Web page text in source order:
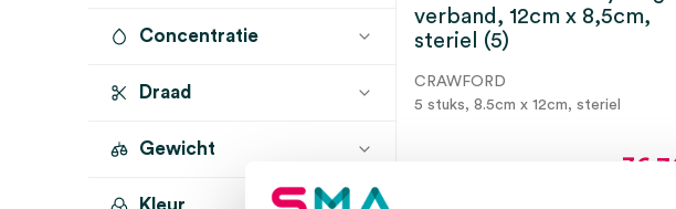
Concentratie
Draad
Gewicht
Kleur
verband, 12cm x 8,5cm,
steriel (5)
CRAWFORD
5 stuks, 8.5cm x 12cm, steriel